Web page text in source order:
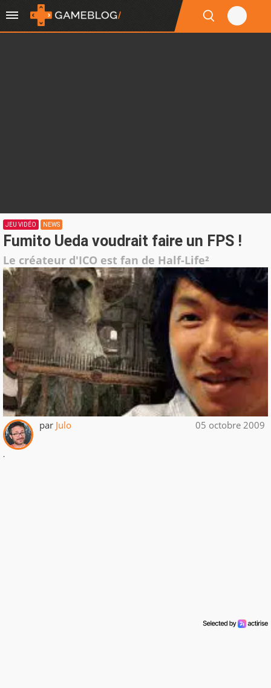
JEU VIDÉO NEWS
Fumito Ueda voudrait faire un FPS !
Le créateur d'ICO est fan de Half-Life²
par Julo 05 octobre 2009
.